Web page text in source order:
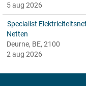
5 aug 2026
Specialist
Netten
Deurne, BE, 2100
2 aug 2026